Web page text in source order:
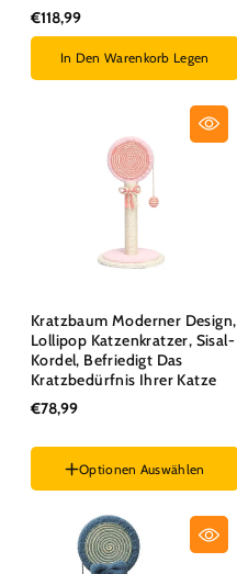
€118,99
In Den Warenkorb Legen
Kratzbaum Moderner Design,
Lollipop Katzenkratzer, Sisal-
Kordel, Befriedigt Das
Kratzbedürfnis Ihrer Katze
€78,99
Optionen Auswählen